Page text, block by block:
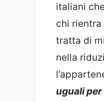
italiani
chi rientra
tratta di
nella
uguali